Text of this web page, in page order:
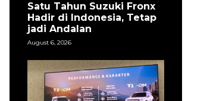
Satu Tahun Suzuki Fronx
Hadir di Indonesia, Tetap
jadi Andalan
August 6, 2026